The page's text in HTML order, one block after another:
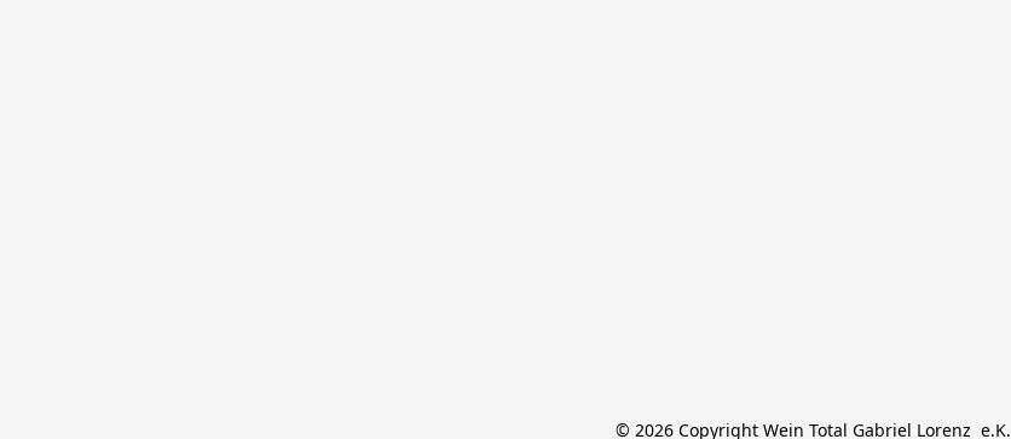
© 2026 Copyright Wein Total Gabriel Lorenz  e.K.